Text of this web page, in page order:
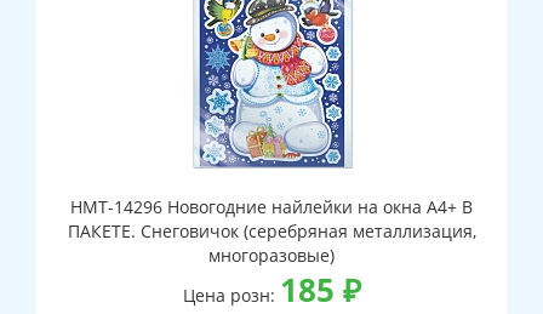
НМТ-14296 Новогодние найлейки на окна А4+ В
ПАКЕТЕ. Снеговичок (серебряная металлизация,
многоразовые)
Цена розн: 185 ₽